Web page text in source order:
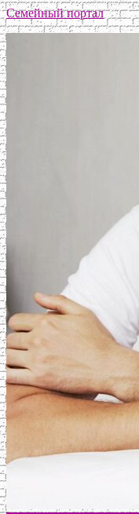
Семейный портал